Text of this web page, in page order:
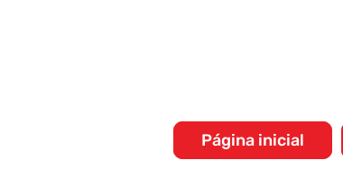
Página inicial